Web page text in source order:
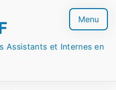
Assistants et Internes en
Menu